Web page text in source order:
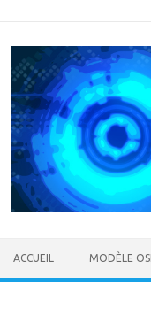
contenu
ACCUEIL MODÈLE OSI